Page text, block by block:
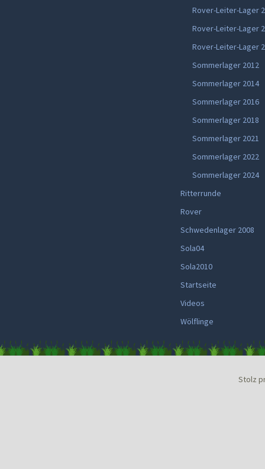
Rover-Leiter-Lager
Rover-Leiter-Lager
Rover-Leiter-Lager
Sommerlager 2012
Sommerlager 2014
Sommerlager 2016
Sommerlager 2018
Sommerlager 2021
Sommerlager 2022
Sommerlager 2024
Ritterrunde
Rover
Schwedenlager 2008
Sola04
Sola2010
Startseite
Videos
Wölflinge
Stolz